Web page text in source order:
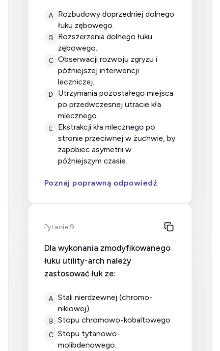
A
rozbudowy doprzedniej dolnego
łuku zębowego.
B
rozszerzenia dolnego łuku
zębowego.
C obserwacji rozwoju zgryzu i
późniejszej interwencji
leczniczej.
D
utrzymania pozostałego miejsca
po przedwczesnej utracie kła
mlecznego.
E
ekstrakcji kła mlecznego po
stronie przeciwnej w żuchwie, by
zapobiec asymetrii w
późniejszym czasie.
Poznaj poprawną odpowiedź
Pytanie 9
Dla wykonania zmodyfikowanego
łuku utility-arch należy
zastosować łuk ze:
A
stali nierdzewnej (chromo-
niklowej).
B stopu chromowo-kobaltowego.
C stopu tytanowo-
molibdenowego.